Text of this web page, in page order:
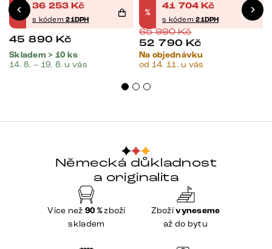
%
36 253 Kč
s kódem21DPH
45 890 Kč
Skladem > 10 ks
14. 8. – 19. 8. u vás
%
41 704 Kč
s kódem21DPH
65 990Kč
52 790 Kč
Na objednávku
od 14. 11. u vás
Německá důkladnost
a originalita
Více než 90 %zboží
skladem
Zbožívyneseme
až do bytu